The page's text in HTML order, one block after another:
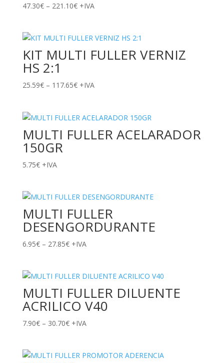
47.30€ – 221.10€Price
through
221.10€
+IVA
KIT MULTI FULLER VERNIZ
HS 2:1
25.59€ – 117.65€Price
through
117.65€
+IVA
MULTI FULLER ACELARADOR
150GR
5.75€ +IVA
MULTI FULLER
DESENGORDURANTE
6.95€ – 27.85€Price
through
27.85€
+IVA
MULTI FULLER DILUENTE
ACRILICO V40
7.90€ – 30.70€Price
through
+IVA